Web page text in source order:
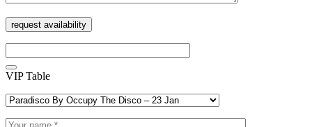
VIP Table